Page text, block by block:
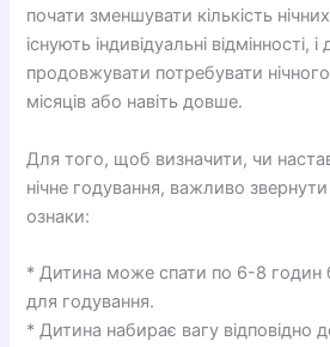
почати зменшувати кількість
існують індивідуальні відмінності,
продовжувати потребувати
місяців або навіть довше.
Для того, щоб визначити, чи
нічне годування, важливо звернути
ознаки:
* Дитина може спати по 6-8 годин
для годування.
* Дитина набирає вагу відповідно